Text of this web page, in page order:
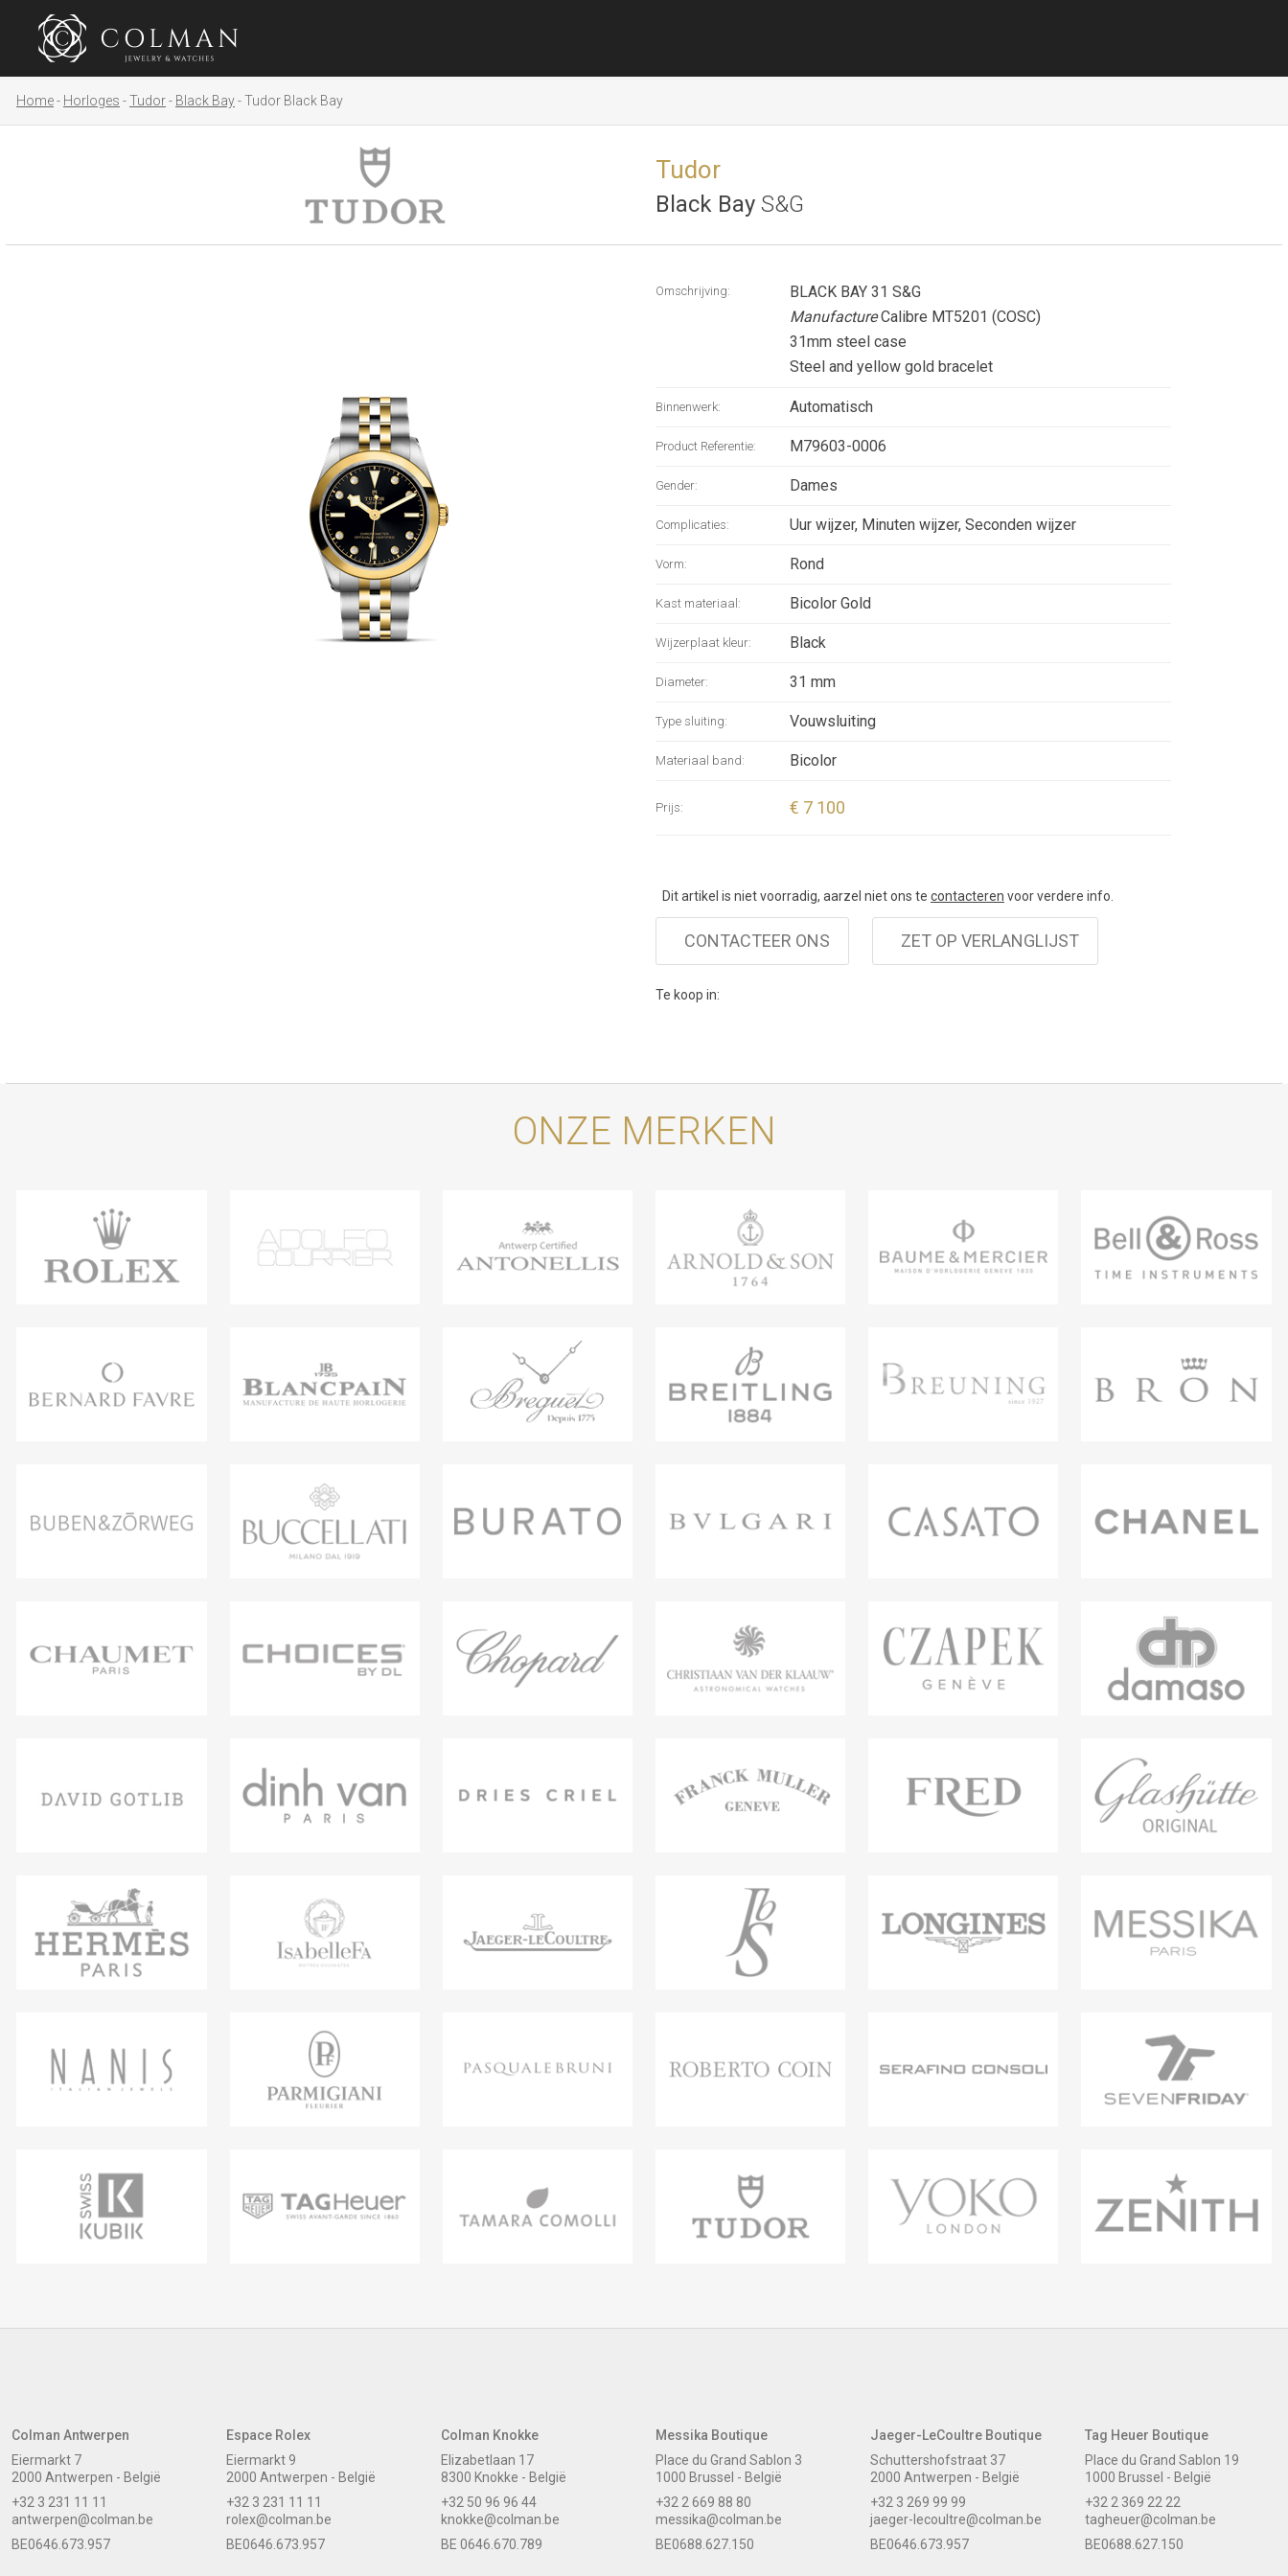
Home Horloges Tudor Black Bay Tudor Black Bay
Tudor
Black Bay S&G
Omschrijving:
BLACK BAY 31 S&G
ManufactureCalibre MT5201 (COSC)
31mm steel case
Steel and yellow gold bracelet
Binnenwerk: Automatisch
Product Referentie: M79603-0006
Gender: Dames
Complicaties: Uur wijzer, Minuten wijzer, Seconden wijzer
Vorm: Rond
Kast materiaal: Bicolor Gold
Wijzerplaat kleur: Black
Diameter: 31 mm
Type sluiting: Vouwsluiting
Materiaal band: Bicolor
Prijs: € 7 100
Dit artikel is niet voorradig, aarzel niet ons te contacteren voor verdere info.
CONTACTEER ONS ZET OP VERLANGLIJST
Te koop in:
ONZE MERKEN
Colman Antwerpen
Eiermarkt 7
2000 Antwerpen - België
+32 3 231 11 11
antwerpen@colman.be
BE0646.673.957
Espace Rolex
Eiermarkt 9
2000 Antwerpen - België
+32 3 231 11 11
rolex@colman.be
BE0646.673.957
Colman Knokke
Elizabetlaan 17
8300 Knokke - België
+32 50 96 96 44
knokke@colman.be
BE 0646.670.789
Messika Boutique
Place du Grand Sablon 3
1000 Brussel - België
+32 2 669 88 80
messika@colman.be
BE0688.627.150
Jaeger-LeCoultre Boutique
Schuttershofstraat 37
2000 Antwerpen - België
+32 3 269 99 99
jaeger-lecoultre@colman.be
BE0646.673.957
Tag Heuer Boutique
Place du Grand Sablon 19
1000 Brussel - België
+32 2 369 22 22
tagheuer@colman.be
BE0688.627.150